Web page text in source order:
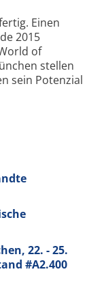
Einen
2015
of
stellen
sein Potenzial
22. - 25.
#A2.400